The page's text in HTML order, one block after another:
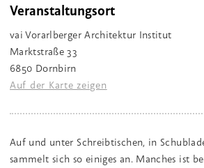
Veranstaltungsort
vai Vorarlberger Architektur Institut
Marktstraße 33
6850 Dornbirn
Auf der Karte zeigen
Auf und unter Schreibtischen, in
sammelt sich so einiges an. Manches ist